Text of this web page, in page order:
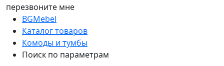
перезвоните мне
BGMebel
Каталог товаров
Комоды и тумбы
Поиск по параметрам